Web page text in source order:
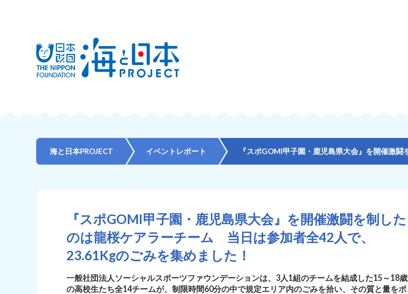
海と日本PROJECT イベントレポート
『スポGOMI甲子園・鹿児島県大会』を開催激闘を制した
のは龍桜ケアラーチーム 当日は参加者全42人で、
23.61Kgのごみを集めました！
一般社団法人ソーシャルスポーツファウンデーションは、3人1組のチームを結成した15～18歳
の高校生たち全14チームが、制限時間60分の中で規定エリア内のごみを拾い、その質と量をポ